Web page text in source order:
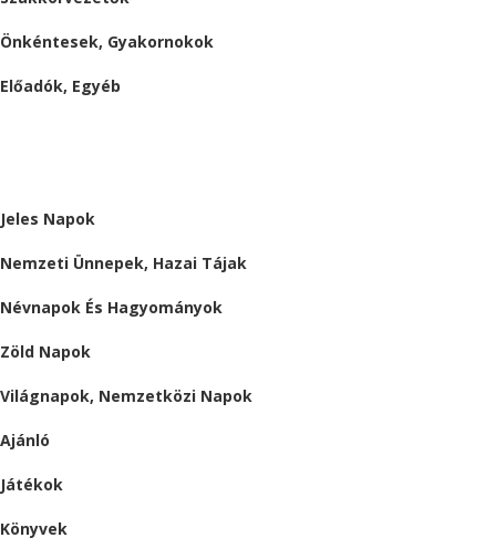
Önkéntesek, Gyakornokok
Előadók, Egyéb
Jeles Napok
Nemzeti Ünnepek, Hazai Tájak
Névnapok És Hagyományok
Zöld Napok
Világnapok, Nemzetközi Napok
Ajánló
Játékok
Könyvek